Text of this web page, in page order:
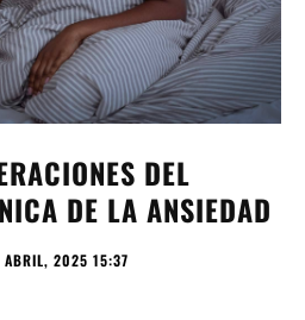
DEL
DE LA ANSIEDAD
ABRIL, 2025 15:37